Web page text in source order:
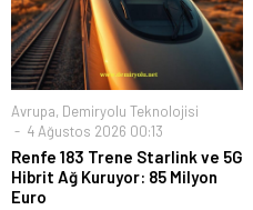
Avrupa, Demiryolu Teknolojisi
4 Ağustos 2026 00:13
Renfe 183 Trene Starlink ve 5G
Hibrit Ağ Kuruyor: 85 Milyon
Euro